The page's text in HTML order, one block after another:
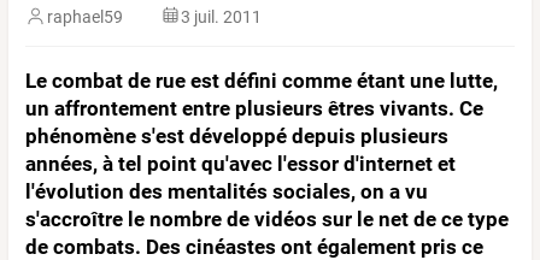
raphael59 3 juil. 2011
Le combat de rue est défini comme étant une lutte,
un affrontement entre plusieurs êtres vivants. Ce
phénomène s'est développé depuis plusieurs
années, à tel point qu'avec l'essor d'internet et
l'évolution des mentalités sociales, on a vu
s'accroître le nombre de vidéos sur le net de ce type
de combats. Des cinéastes ont également pris ce